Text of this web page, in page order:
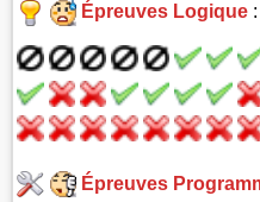
Épreuves Logique:
Épreuves